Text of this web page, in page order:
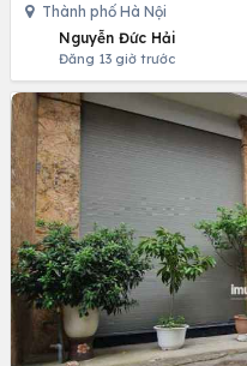
Thành phố Hà Nội
Nguyễn Đức Hải
Đăng 13 giờ trước